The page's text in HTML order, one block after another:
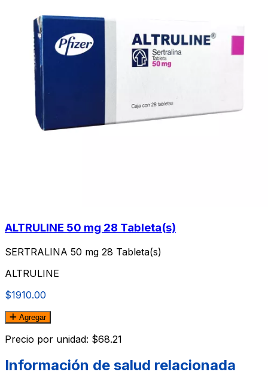
ALTRULINE 50 mg 28 Tableta(s)
SERTRALINA 50 mg 28 Tableta(s)
ALTRULINE
$1910.00
Agregar
Precio por unidad: $68.21
Información de salud relacionada